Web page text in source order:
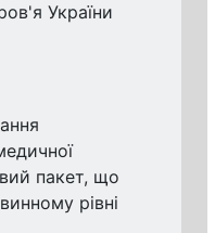
України
пакет, що
рівні